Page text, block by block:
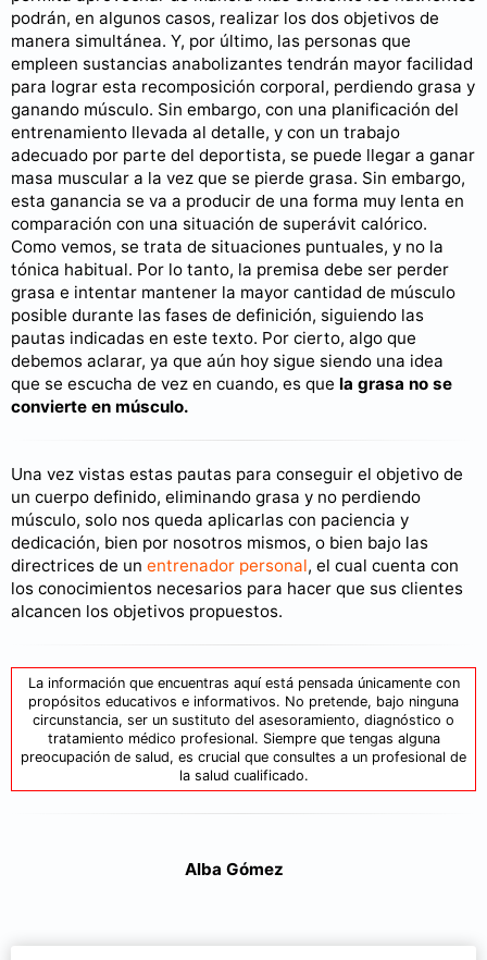
podrán, en algunos casos, realizar los dos objetivos de
manera simultánea. Y, por último, las personas que
empleen sustancias anabolizantes tendrán mayor facilidad
para lograr esta recomposición corporal, perdiendo grasa y
ganando músculo. Sin embargo, con una planificación del
entrenamiento llevada al detalle, y con un trabajo
adecuado por parte del deportista, se puede llegar a ganar
masa muscular a la vez que se pierde grasa. Sin embargo,
esta ganancia se va a producir de una forma muy lenta en
comparación con una situación de superávit calórico.
Como vemos, se trata de situaciones puntuales, y no la
tónica habitual. Por lo tanto, la premisa debe ser perder
grasa e intentar mantener la mayor cantidad de músculo
posible durante las fases de definición, siguiendo las
pautas indicadas en este texto. Por cierto, algo que
debemos aclarar, ya que aún hoy sigue siendo una idea
que se escucha de vez en cuando, es que la grasa no se
convierte en músculo.
Una vez vistas estas pautas para conseguir el objetivo de
un cuerpo definido, eliminando grasa y no perdiendo
músculo, solo nos queda aplicarlas con paciencia y
dedicación, bien por nosotros mismos, o bien bajo las
directrices de un entrenador personal, el cual cuenta con
los conocimientos necesarios para hacer que sus clientes
alcancen los objetivos propuestos.
La información que encuentras aquí está pensada únicamente con
propósitos educativos e informativos. No pretende, bajo ninguna
circunstancia, ser un sustituto del asesoramiento, diagnóstico o
tratamiento médico profesional. Siempre que tengas alguna
preocupación de salud, es crucial que consultes a un profesional de
la salud cualificado.
Alba Gómez